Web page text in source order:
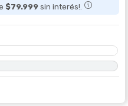
$79.999sin interés!.